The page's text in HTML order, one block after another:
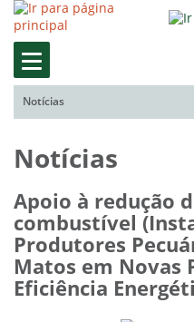
Notícias
Notícias
Apoio à redução
combustível
Produtores
Matos em Novas
Eficiência